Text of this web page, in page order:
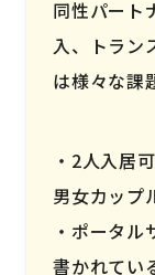
同性パート
入、トラン
は様々な課
2人入居
男女カップ
ポータル
書かれてい